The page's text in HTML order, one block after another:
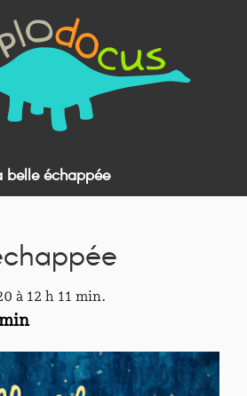
belle échappée
à 12 h 11 min.